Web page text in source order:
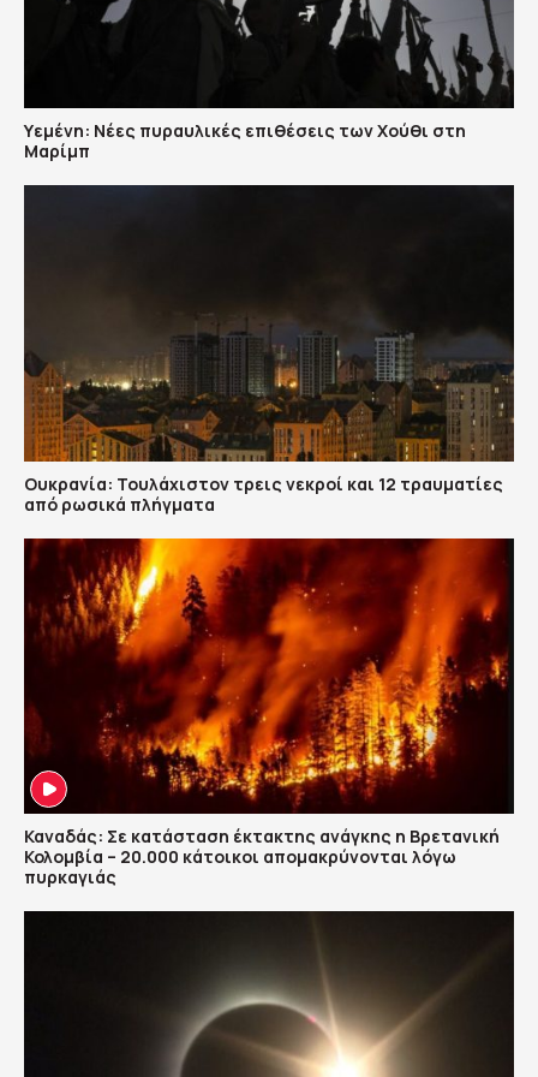
Υεμένη: Nέες πυραυλικές επιθέσεις των Χούθι στη
Μαρίμπ
Ουκρανία: Τουλάχιστον τρεις νεκροί και 12 τραυματίες
από ρωσικά πλήγματα
Καναδάς: Σε κατάσταση έκτακτης ανάγκης η Βρετανική
Κολομβία – 20.000 κάτοικοι απομακρύνονται λόγω
πυρκαγιάς